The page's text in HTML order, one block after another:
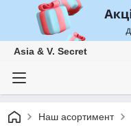
Asia & V. Secret
Наш асортимент